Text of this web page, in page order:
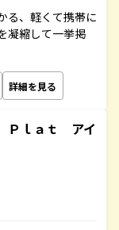
る、軽くて携帯に
凝縮して一挙掲
詳細を見る
ｌａｔ アイ